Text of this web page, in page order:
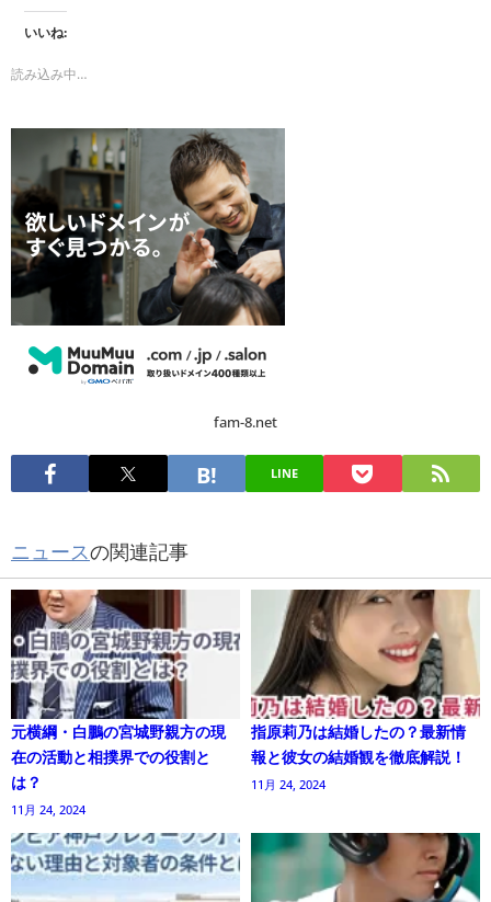
いいね:
読み込み中…
fam-8.net
LINE
ニュースの関連記事
元横綱・白鵬の宮城野親方の現
在の活動と相撲界での役割と
は？
11月 24, 2024
指原莉乃は結婚したの？最新情
報と彼女の結婚観を徹底解説！
11月 24, 2024